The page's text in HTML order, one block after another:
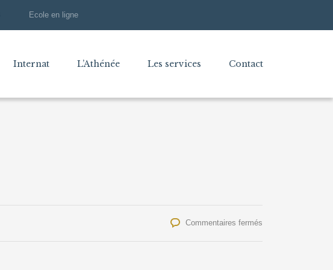
Ecole en ligne
Internat L’Athénée Les services Contact
Commentaires fermés